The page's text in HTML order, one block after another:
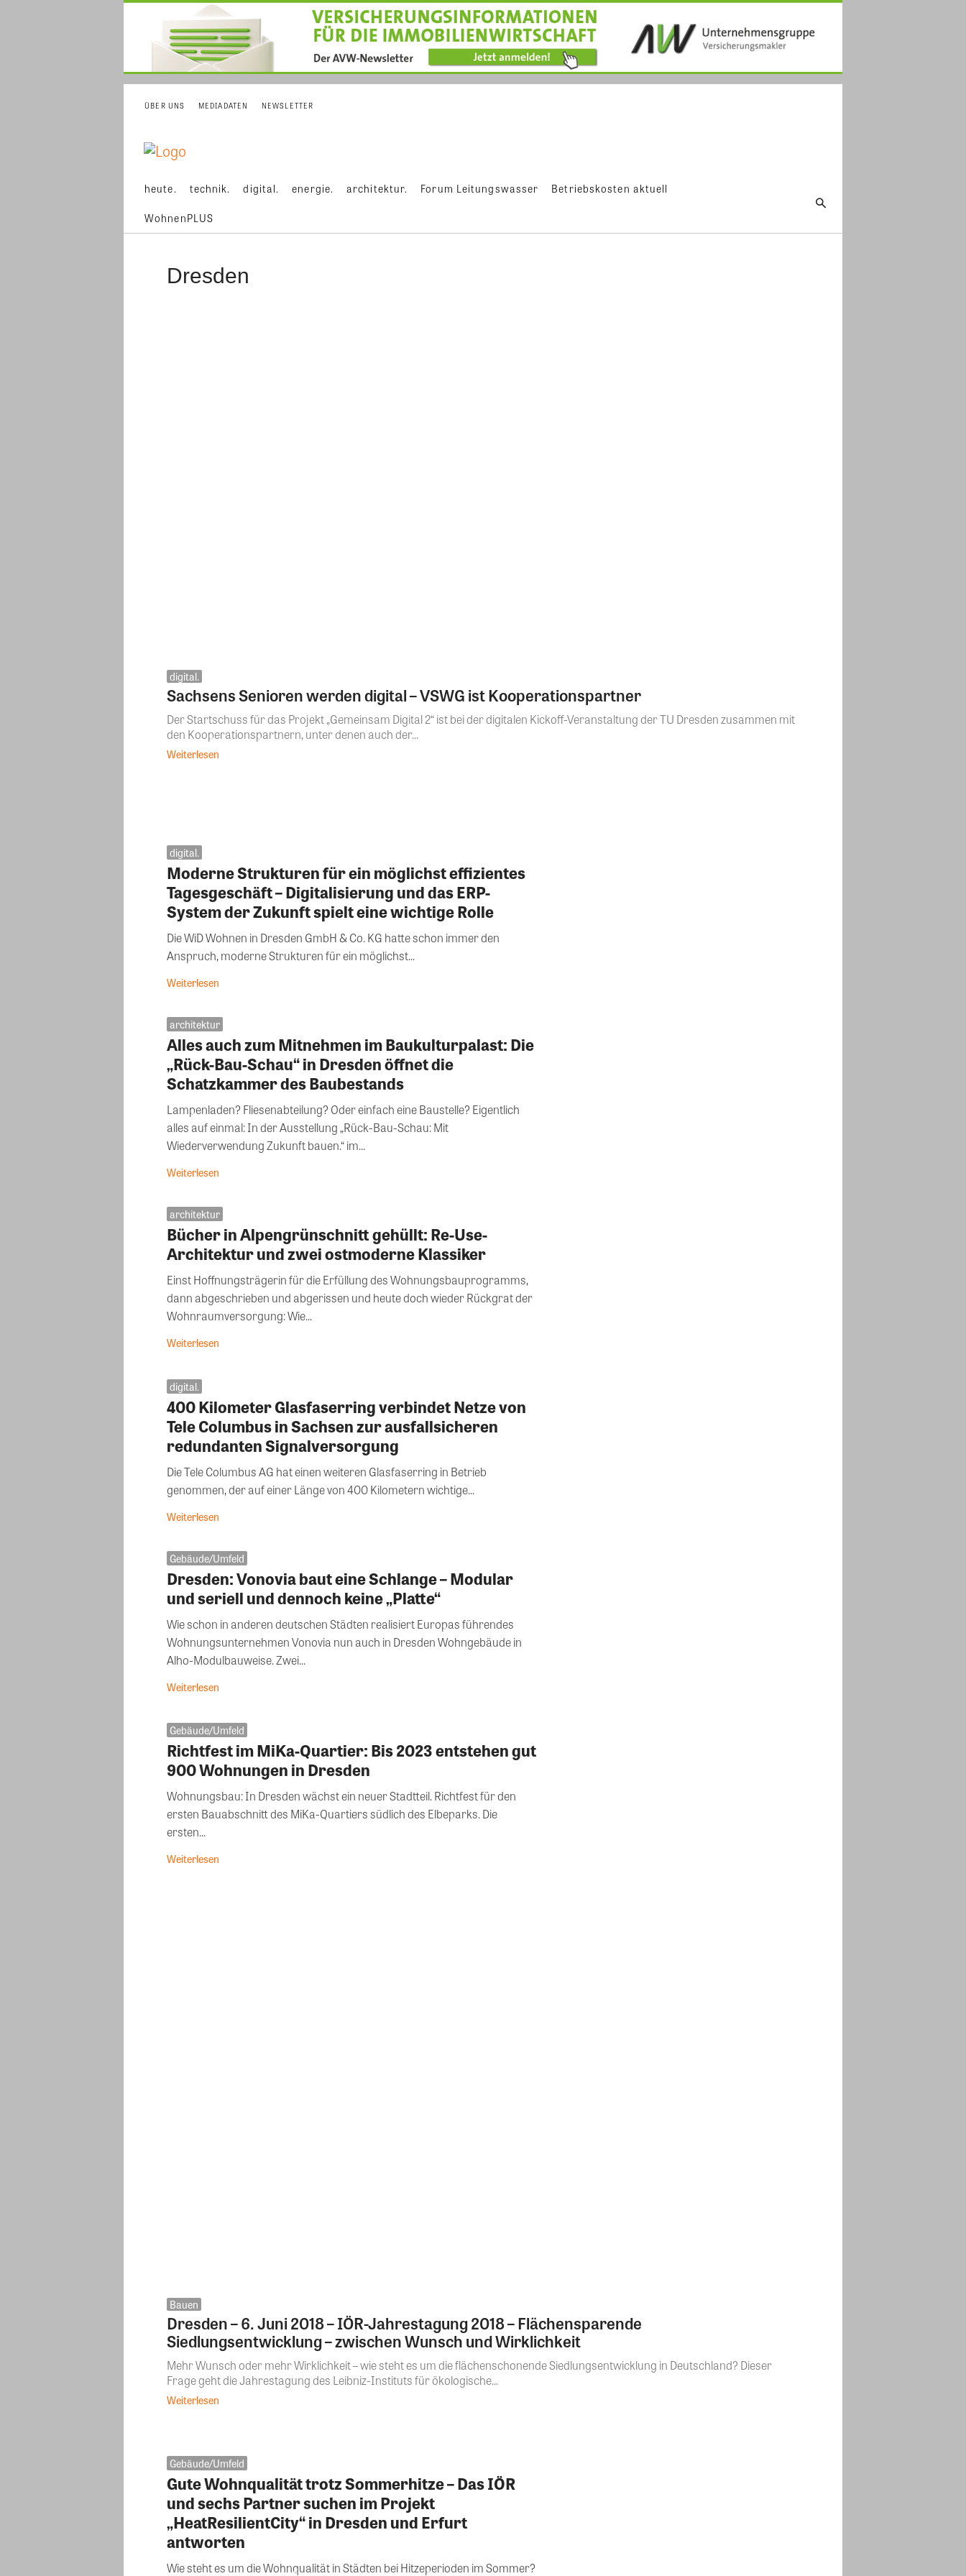
ÜBER UNS MEDIADATEN NEWSLETTER
heute. technik. digital. energie. architektur. Forum Leitungswasser Betriebskosten aktuell
WohnenPLUS
Dresden
digital.
Sachsens Senioren werden digital – VSWG ist Kooperationspartner
Der Startschuss für das Projekt „Gemeinsam Digital 2“ ist bei der digitalen Kickoff-Veranstaltung der TU Dresden zusammen mit
den Kooperationspartnern, unter denen auch der...
Weiterlesen
digital.
Moderne Strukturen für ein möglichst effizientes
Tagesgeschäft – Digitalisierung und das ERP-
System der Zukunft spielt eine wichtige Rolle
Die WiD Wohnen in Dresden GmbH & Co. KG hatte schon immer den
Anspruch, moderne Strukturen für ein möglichst...
Weiterlesen
architektur
Alles auch zum Mitnehmen im Baukulturpalast: Die
„Rück-Bau-Schau“ in Dresden öffnet die
Schatzkammer des Baubestands
Lampenladen? Fliesenabteilung? Oder einfach eine Baustelle? Eigentlich
alles auf einmal: In der Ausstellung „Rück-Bau-Schau: Mit
Wiederverwendung Zukunft bauen.“ im...
Weiterlesen
architektur
Bücher in Alpengrünschnitt gehüllt: Re-Use-
Architektur und zwei ostmoderne Klassiker
Einst Hoffnungsträgerin für die Erfüllung des Wohnungsbauprogramms,
dann abgeschrieben und abgerissen und heute doch wieder Rückgrat der
Wohnraumversorgung: Wie...
Weiterlesen
digital.
400 Kilometer Glasfaserring verbindet Netze von
Tele Columbus in Sachsen zur ausfallsicheren
redundanten Signalversorgung
Die Tele Columbus AG hat einen weiteren Glasfaserring in Betrieb
genommen, der auf einer Länge von 400 Kilometern wichtige...
Weiterlesen
Gebäude/Umfeld
Dresden: Vonovia baut eine Schlange – Modular
und seriell und dennoch keine „Platte“
Wie schon in anderen deutschen Städten realisiert Europas führendes
Wohnungsunternehmen Vonovia nun auch in Dresden Wohngebäude in
Alho-Modulbauweise. Zwei...
Weiterlesen
Gebäude/Umfeld
Richtfest im MiKa-Quartier: Bis 2023 entstehen gut
900 Wohnungen in Dresden
Wohnungsbau: In Dresden wächst ein neuer Stadtteil. Richtfest für den
ersten Bauabschnitt des MiKa-Quartiers südlich des Elbeparks. Die
ersten...
Weiterlesen
Bauen
Dresden – 6. Juni 2018 – IÖR-Jahrestagung 2018 – Flächensparende
Siedlungsentwicklung – zwischen Wunsch und Wirklichkeit
Mehr Wunsch oder mehr Wirklichkeit – wie steht es um die flächenschonende Siedlungsentwicklung in Deutschland? Dieser
Frage geht die Jahrestagung des Leibniz-Instituts für ökologische...
Weiterlesen
Gebäude/Umfeld
Gute Wohnqualität trotz Sommerhitze – Das IÖR
und sechs Partner suchen im Projekt
„HeatResilientCity“ in Dresden und Erfurt
antworten
Wie steht es um die Wohnqualität in Städten bei Hitzeperioden im Sommer?